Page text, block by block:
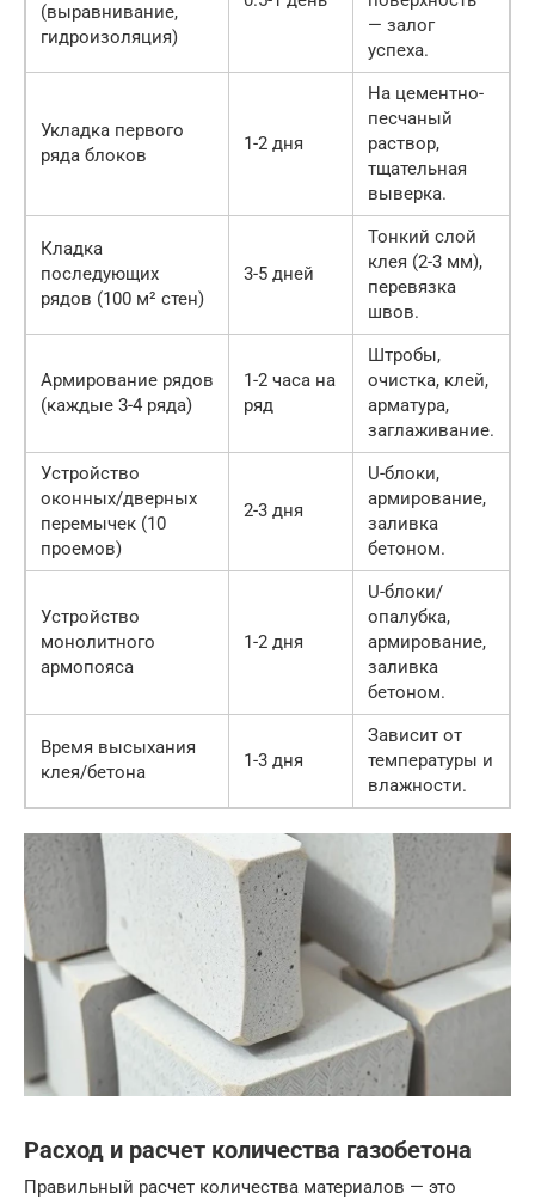
(выравнивание,
гидроизоляция)
— залог
успеха.
Укладка первого
ряда блоков
1-2 дня
На цементно-
песчаный
раствор,
тщательная
выверка.
Кладка
последующих
рядов (100 м² стен)
3-5 дней
Тонкий слой
клея (2-3 мм),
перевязка
швов.
Армирование рядов
(каждые 3-4 ряда)
1-2 часа на
ряд
Штробы,
очистка, клей,
арматура,
заглаживание.
Устройство
оконных/дверных
перемычек (10
проемов)
2-3 дня
U-блоки,
армирование,
заливка
бетоном.
Устройство
монолитного
армопояса
1-2 дня
U-блоки/
опалубка,
армирование,
заливка
бетоном.
Время высыхания
клея/бетона
1-3 дня
Зависит от
температуры и
влажности.
Расход и расчет количества газобетона
Правильный расчет количества материалов — это